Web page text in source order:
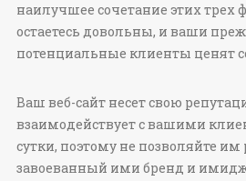
наилучшее сочетание этих трех
остаетесь довольны, и ваши
потенциальные клиенты ценят
Ваш веб-сайт несет свою
взаимодействует с вашими
сутки, поэтому не позволяйте
завоеванный ими бренд и